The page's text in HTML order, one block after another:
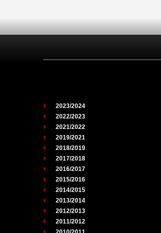
2023/2024
2022/2023
2021/2022
2019/2021
2018/2019
2017/2018
2016/2017
2015/2016
2014/2015
2013/2014
2012/2013
2011/2012